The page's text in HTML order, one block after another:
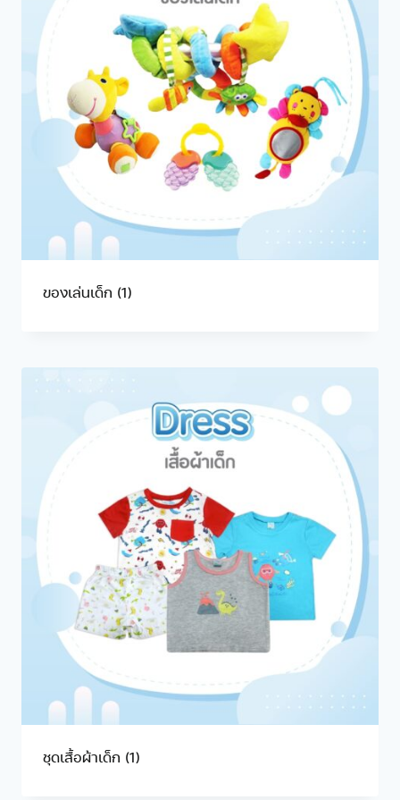
ของเล่นเด็ก (1)
ชุดเสื้อผ้าเด็ก (1)